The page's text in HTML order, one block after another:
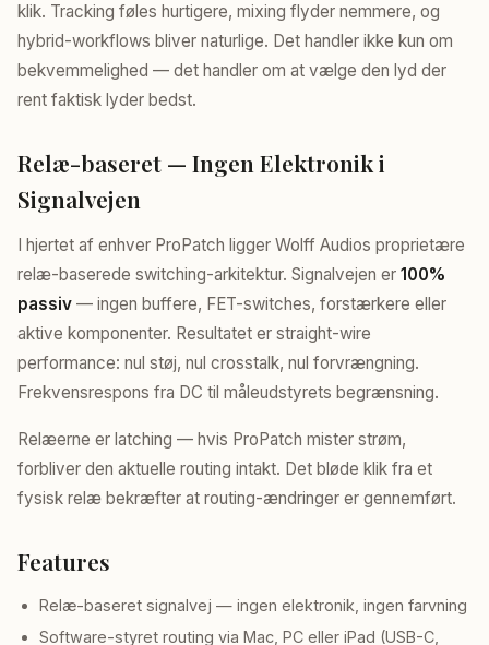
klik. Tracking føles hurtigere, mixing flyder nemmere, og
hybrid-workflows bliver naturlige. Det handler ikke kun om
bekvemmelighed — det handler om at vælge den lyd der
rent faktisk lyder bedst.
Relæ-baseret — Ingen Elektronik i
Signalvejen
I hjertet af enhver ProPatch ligger Wolff Audios proprietære
relæ-baserede switching-arkitektur. Signalvejen er 100%
passiv — ingen buffere, FET-switches, forstærkere eller
aktive komponenter. Resultatet er straight-wire
performance: nul støj, nul crosstalk, nul forvrængning.
Frekvensrespons fra DC til måleudstyrets begrænsning.
Relæerne er latching — hvis ProPatch mister strøm,
forbliver den aktuelle routing intakt. Det bløde klik fra et
fysisk relæ bekræfter at routing-ændringer er gennemført.
Features
Relæ-baseret signalvej — ingen elektronik, ingen farvning
Software-styret routing via Mac, PC eller iPad (USB-C,